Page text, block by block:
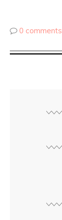
0 comments